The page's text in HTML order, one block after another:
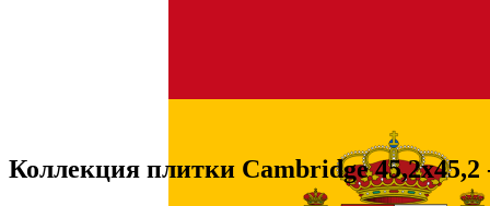
Коллекция плитки Cambridge